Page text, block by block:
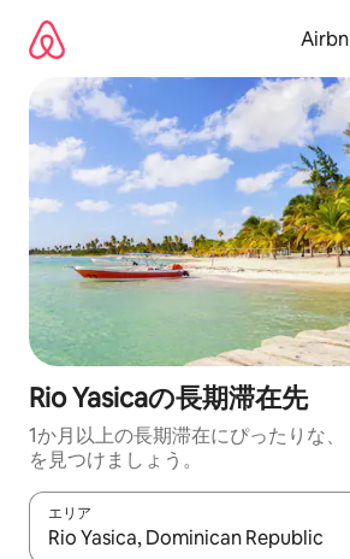
Rio Yasicaの長期滞在先
1か月以上の長期滞在にぴったりな
を見つけましょう。
エリア
検索結果が表示されたら、上下の矢印